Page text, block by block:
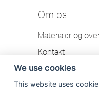
Om os
Materialer og
Kontakt
Garanti
Scandtap AB
We use cookies
This website uses